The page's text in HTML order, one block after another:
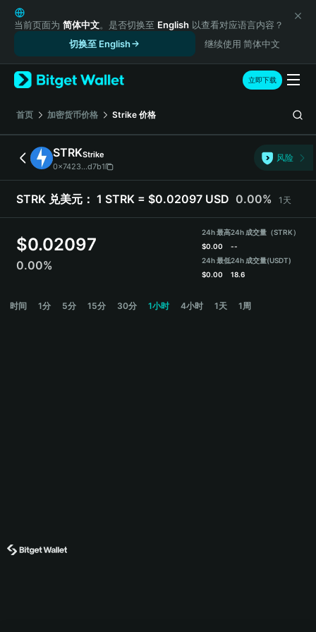
English
日本語
Русский
Español (Latinoamérica)
Türkçe
Italiano
Deutsch
简体中文
繁體中文
Português (Portugal)
हिन्दी
Español (Argentina)
当前页面为 简体中文。是否切换至 English 以查看对应语言内容？
切换至 English
继续使用 简体中文
立即下载
首页 加密货币价格 Strike 价格
STRKStrike
0x7423...d7b1
风险
STRK 兑美元： 1 STRK = $0.02097 USD 0.00% 1天
$0.02097
0.00%
24h 最高
$0.00
24h 最低
$0.00
24h 成交量（STRK）
--
24h 成交量(USDT)
18.6
时间 1分 5分 15分 30分 1小时 4小时 1天 1周